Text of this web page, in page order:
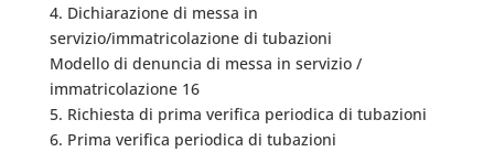
4. Dichiarazione di messa in
servizio/immatricolazione di tubazioni
Modello di denuncia di messa in servizio /
immatricolazione 16
5. Richiesta di prima verifica periodica di tubazioni
6. Prima verifica periodica di tubazioni